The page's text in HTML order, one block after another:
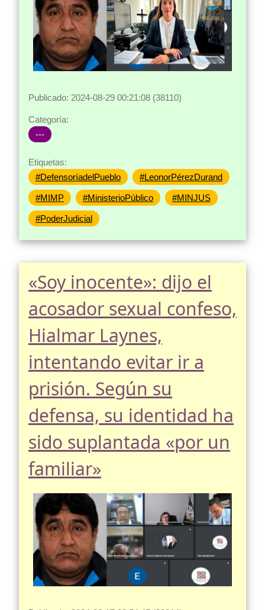
Publicado: 2024-08-29 00:21:08 (38110)
Categoría:
---
Etiquetas:
#DefensoríadelPueblo
#LeonorPérezDurand
#MIMP #MinisterioPúblico #MINJUS
#PoderJudicial
«Soy inocente»: dijo el
acosador sexual confeso,
Hialmar Laynes,
intentando evitar ir a
prisión. Según su
defensa, su identidad ha
sido suplantada «por un
familiar»